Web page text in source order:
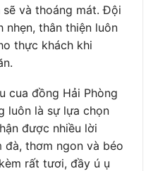
và thoáng mát. Đội
nhẹn, thân thiện luôn
thực khách khi
cua đồng Hải Phòng
luôn là sự lựa chọn
được nhiều lời
đà, thơm ngon và béo
rất tươi, đầy ú ụ